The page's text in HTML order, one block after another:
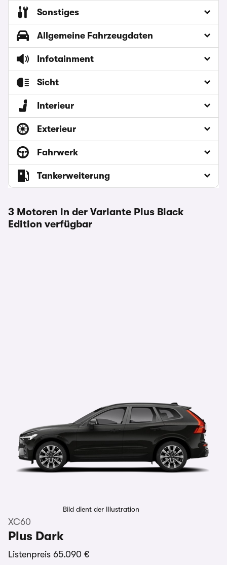
Sonstiges
Allgemeine Fahrzeugdaten
Infotainment
Sicht
Interieur
Exterieur
Fahrwerk
Tankerweiterung
3 Motoren in der Variante Plus Black
Edition verfügbar
Bild dient der Illustration
XC60
Plus Dark
Listenpreis 65.090 €